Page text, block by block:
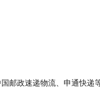
邮政速递物流、申通快递